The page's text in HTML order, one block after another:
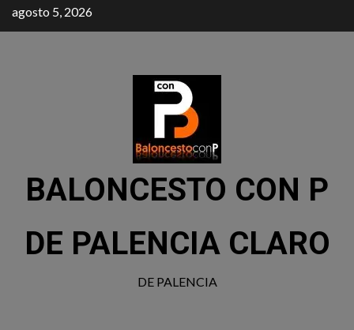
agosto 5, 2026
BALONCESTO CON P
DE PALENCIA CLARO
DE PALENCIA